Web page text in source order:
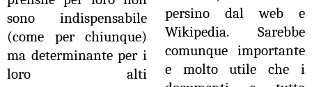
sono indispensabile
(come per chiunque)
ma determinante per i
loro alti
persino dal web e
Wikipedia. Sarebbe
comunque importante
e molto utile che i